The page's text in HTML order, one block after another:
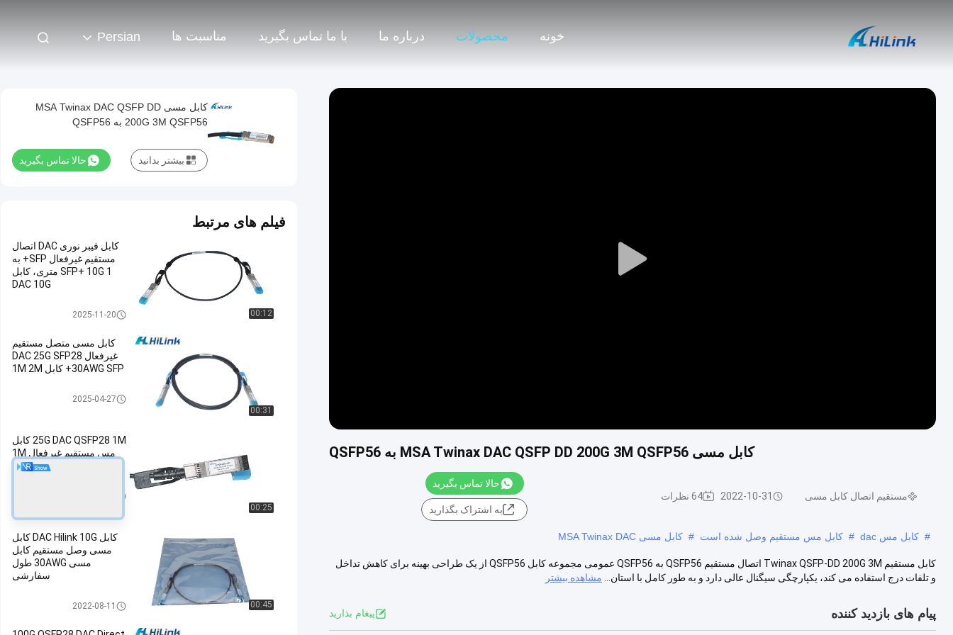
خونه محصولات درباره ما با ما تماس بگیرید مناسبت ها Persian
Play
کابل مسی MSA Twinax DAC QSFP DD 200G 3M QSFP56 به QSFP56
مستقیم اتصال کابل مسی 2022-10-31 64 نظرات
حالا تماس بگیرید
به اشتراک بگذارید
# کابل مس dac # کابل مس مستقیم وصل شده است # کابل مسی MSA Twinax DAC
کابل مستقیم Twinax QSFP-DD 200G 3M اتصال مستقیم QSFP56 به QSFP56 عمومی مجموعه کابل QSFP56 از یک طراحی بهینه برای کاهش تداخل
و تلفات درج استفاده می کند، یکپارچگی سیگنال عالی دارد و به طور کامل با استان...
مشاهده بیشتر
پیام های بازدید کننده پيغام بذاريد
کابل مسی MSA Twinax DAC QSFP DD
200G 3M QSFP56 به QSFP56
حالا تماس بگیرید بیشتر بدانید
فیلم های مرتبط
00:12
کابل فیبر نوری DAC اتصال
مستقیم غیرفعال SFP+ به
SFP+ 10G 1 متری، کابل
DAC 10G
مستقیم اتصال کابل مسی
2025-11-20
00:31
کابل مسی متصل مستقیم
غیرفعال DAC 25G SFP28
30AWG SFP+ کابل 1M 2M
مستقیم اتصال کابل مسی
2025-04-27
00:25
25G DAC QSFP28 1M کابل
مس مستقیم غیرفعال 1M
کابل SFP
00:45
کابل DAC Hilink 10G کابل
مسی وصل مستقیم کابل
مسی 30AWG طول
سفارشی
مستقیم اتصال کابل مسی
2022-08-11